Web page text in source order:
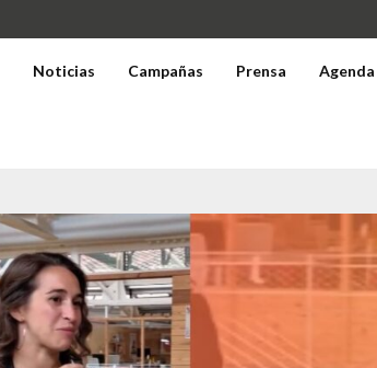
Noticias Campañas Prensa Agenda